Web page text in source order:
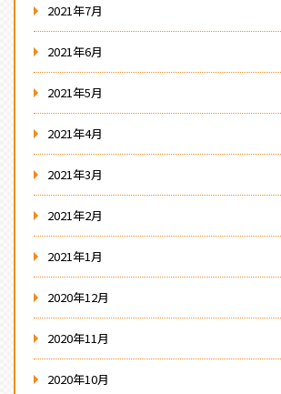
2021年7月
2021年6月
2021年5月
2021年4月
2021年3月
2021年2月
2021年1月
2020年12月
2020年11月
2020年10月